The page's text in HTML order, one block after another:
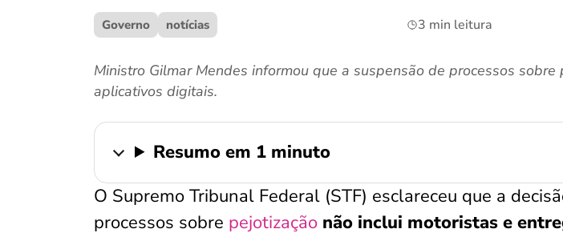
Governo notícias 3 min leitura
Ministro Gilmar Mendes informou que a suspensão de processos
aplicativos digitais.
Resumo em 1 minuto
O Supremo Tribunal Federal (STF) esclareceu que a
processos sobre pejotização não inclui motoristas e